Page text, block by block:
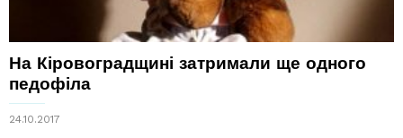
На Кіровоградщині затримали ще одного
педофіла
24.10.2017